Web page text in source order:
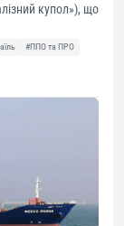
купол»), що
#ППО та ПРО